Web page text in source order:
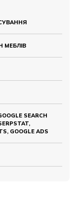
МЕБЛІВ
SEARCH
GOOGLE ADS